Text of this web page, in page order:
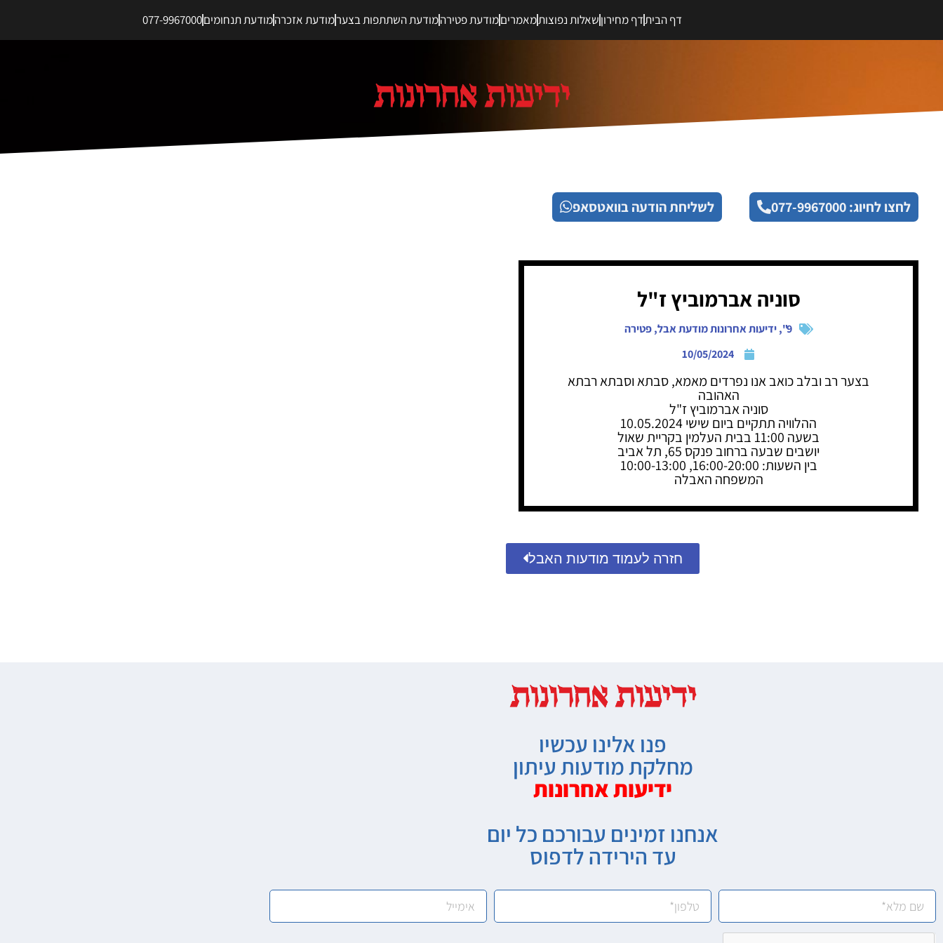
דף הביתדף מחירוןשאלות נפוצותמאמריםמודעת פטירהמודעת השתתפות בצערמודעת אזכרהמודעת תנחומים077-9967000
לחצו לחיוג: 077-9967000 לשליחת הודעה בוואטסאפ
סוניה אברמוביץ ז"ל
9"
,ידיעות אחרונות מודעת אבל,פטירה
10/05/2024
בצער רב ובלב כואב אנו נפרדים מאמא, סבתא וסבתא רבתא
האהובה
סוניה אברמוביץ ז"ל
ההלוויה תתקיים ביום שישי 10.05.2024
בשעה 11:00 בבית העלמין בקריית שאול
יושבים שבעה ברחוב פנקס 65, תל אביב
בין השעות: 16:00-20:00, 10:00-13:00
המשפחה האבלה
חזרה לעמוד מודעות האבל
פנו אלינו עכשיו
מחלקת מודעות עיתון
ידיעות אחרונות
אנחנו זמינים עבורכם כל יום
עד הירידה לדפוס